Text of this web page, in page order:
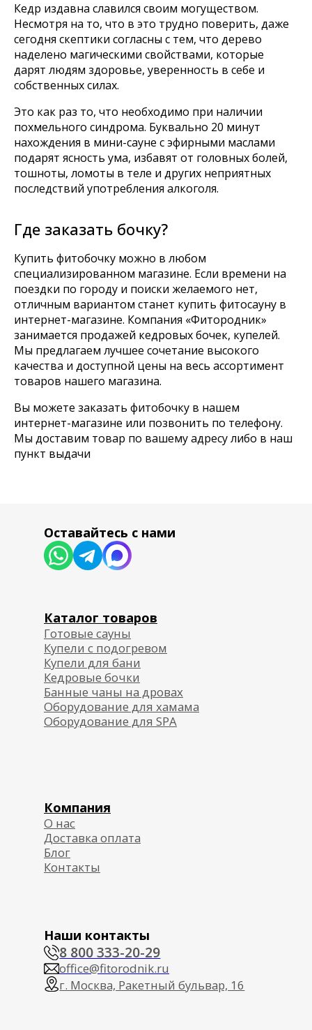
Кедр издавна славился своим могуществом.
Несмотря на то, что в это трудно поверить, даже
сегодня скептики согласны с тем, что дерево
наделено магическими свойствами, которые
дарят людям здоровье, уверенность в себе и
собственных силах.
Это как раз то, что необходимо при наличии
похмельного синдрома. Буквально 20 минут
нахождения в мини-сауне с эфирными маслами
подарят ясность ума, избавят от головных болей,
тошноты, ломоты в теле и других неприятных
последствий употребления алкоголя.
Где заказать бочку?
Купить фитобочку можно в любом
специализированном магазине. Если времени на
поездки по городу и поиски желаемого нет,
отличным вариантом станет купить фитосауну в
интернет-магазине. Компания «Фитородник»
занимается продажей кедровых бочек, купелей.
Мы предлагаем лучшее сочетание высокого
качества и доступной цены на весь ассортимент
товаров нашего магазина.
Вы можете заказать фитобочку в нашем
интернет-магазине или позвонить по телефону.
Мы доставим товар по вашему адресу либо в наш
пункт выдачи
8 800 333-20-29
office@fitorodnik.ru
г. Москва, Ракетный бульвар, 16
Компания
О нас
Доставка оплата
Блог
Согласие на обработку персональных данных
Политика обработки персональных данных
Публичная договор-оферта
Каталог товаров
Готовые сауны
Купели с подогревом
Купели для бани
Кедровые бочки
Банные чаны на дровах
Оборудование для хамама